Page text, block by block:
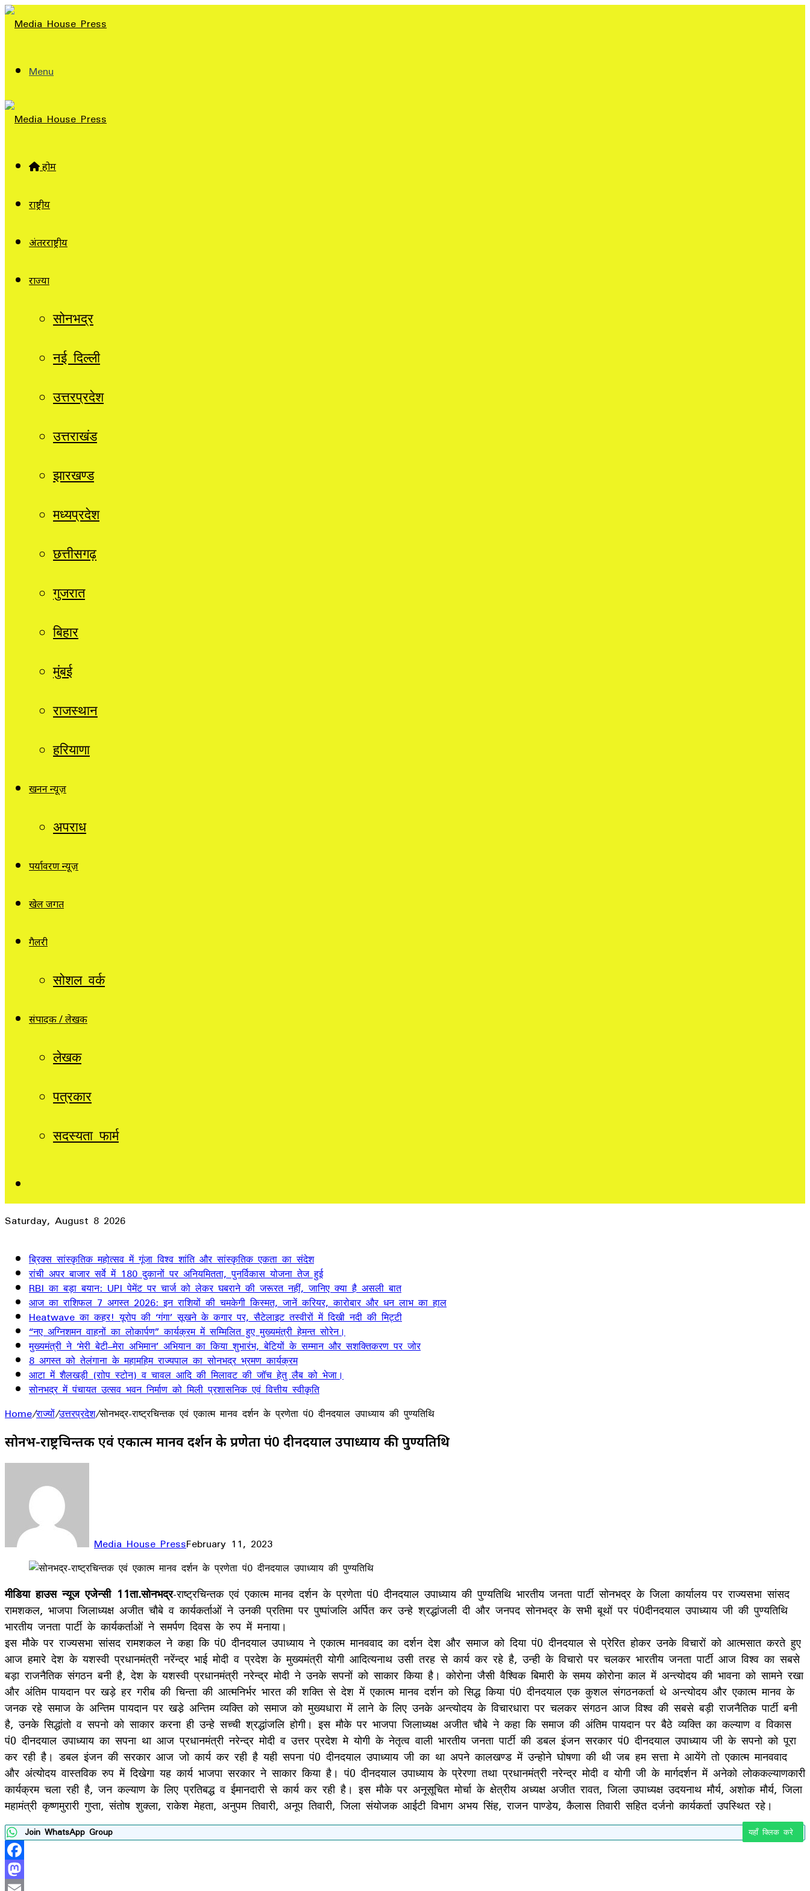
Menu
होम
राष्ट्रीय
अंतरराष्ट्रीय
राज्यों
सोनभद्र
नई दिल्ली
उत्तरप्रदेश
उत्तराखंड
झारखण्ड
मध्यप्रदेश
छत्तीसगढ़
गुजरात
बिहार
मुंबई
राजस्थान
हरियाणा
खनन न्यूज़
अपराध
पर्यावरण न्यूज़
खेल जगत
गैलरी
सोशल वर्क
संपादक / लेखक
लेखक
पत्रकार
सदस्यता फार्म
Saturday, August 8 2026
ब्रिक्स सांस्कृतिक महोत्सव में गूंजा विश्व शांति और सांस्कृतिक एकता का संदेश
रांची अपर बाजार सर्वे में 180 दुकानों पर अनियमितता, पुनर्विकास योजना तेज हुई
RBI का बड़ा बयान: UPI पेमेंट पर चार्ज को लेकर घबराने की जरूरत नहीं, जानिए क्या है असली बात
आज का राशिफल 7 अगस्त 2026: इन राशियों की चमकेगी किस्मत, जानें करियर, कारोबार और धन लाभ का हाल
Heatwave का कहर! यूरोप की ‘गंगा’ सूखने के कगार पर, सैटेलाइट तस्वीरों में दिखी नदी की मिट्टी
“नए अग्निशमन वाहनों का लोकार्पण” कार्यक्रम में सम्मिलित हुए मुख्यमंत्री हेमन्त सोरेन।
मुख्यमंत्री ने ‘मेरी बेटी–मेरा अभिमान’ अभियान का किया शुभारंभ, बेटियों के सम्मान और सशक्तिकरण पर जोर
8 अगस्त को तेलंगाना के महामहिम राज्यपाल का सोनभद्र भ्रमण कार्यक्रम
आटा में शैलखड़ी (राोप स्टोन) व चावल आदि की मिलावट की जॉच हेतु लैब को भेजा।
सोनभद्र में पंचायत उत्सव भवन निर्माण को मिली प्रशासनिक एवं वित्तीय स्वीकृति
Home/राज्यों/उत्तरप्रदेश/सोनभद्र-राष्ट्रचिन्तक एवं एकात्म मानव दर्शन के प्रणेता पं0 दीनदयाल उपाध्याय की पुण्यतिथि
सोनभद्र-राष्ट्रचिन्तक एवं एकात्म मानव दर्शन के प्रणेता पं0 दीनदयाल उपाध्याय की पुण्यतिथि
Media House PressFebruary 11, 2023
Facebook
LinkedIn
WhatsApp
Telegram
मीडिया हाउस न्यूज एजेन्सी 11ता.सोनभद्र-राष्ट्रचिन्तक एवं एकात्म मानव दर्शन के प्रणेता पं0 दीनदयाल उपाध्याय की पुण्यतिथि भारतीय जनता पार्टी सोनभद्र के जिला कार्यालय पर राज्यसभा सांसद
रामशकल, भाजपा जिलाध्यक्ष अजीत चौबे व कार्यकर्ताओं ने उनकी प्रतिमा पर पुष्पांजलि अर्पित कर उन्हे श्रद्धांजली दी और जनपद सोनभद्र के सभी बूथों पर पं0दीनदयाल उपाध्याय जी की पुण्यतिथि
भारतीय जनता पार्टी के कार्यकर्ताओं ने समर्पण दिवस के रुप में मनाया।
इस मौके पर राज्यसभा सांसद रामशकल ने कहा कि पं0 दीनदयाल उपाध्याय ने एकात्म मानववाद का दर्शन देश और समाज को दिया पं0 दीनदयाल से प्रेरित होकर उनके विचारों को आत्मसात करते हुए
आज हमारे देश के यशस्वी प्रधानमंत्री नरेंन्द्र भाई मोदी व प्रदेश के मुख्यमंत्री योगी आदित्यनाथ उसी तरह से कार्य कर रहे है, उन्ही के विचारो पर चलकर भारतीय जनता पार्टी आज विश्व का सबसे
बड़ा राजनैतिक संगठन बनी है, देश के यशस्वी प्रधानमंत्री नरेन्द्र मोदी ने उनके सपनों को साकार किया है। कोरोना जैसी वैश्विक बिमारी के समय कोरोना काल में अन्त्योदय की भावना को सामने रखा
और अंतिम पायदान पर खड़े हर गरीब की चिन्ता की आत्मनिर्भर भारत की शक्ति से देश में एकात्म मानव दर्शन को सिद्ध किया पं0 दीनदयाल एक कुशल संगठनकर्ता थे अन्त्योदय और एकात्म मानव के
जनक रहे समाज के अन्तिम पायदान पर खडे़ अन्तिम व्यक्ति को समाज को मुख्यधारा में लाने के लिए उनके अन्त्योदय के विचारधारा पर चलकर संगठन आज विश्व की सबसे बड़ी राजनैतिक पार्टी बनी
है, उनके सिद्धांतो व सपनो को साकार करना ही उन्हे सच्ची श्रद्धांजलि होगी। इस मौके पर भाजपा जिलाध्यक्ष अजीत चौबे ने कहा कि समाज की अंतिम पायदान पर बैठे व्यक्ति का कल्याण व विकास
पं0 दीनदयाल उपाध्याय का सपना था आज प्रधानमंत्री नरेन्द्र मोदी व उत्तर प्रदेश मे योगी के नेतृत्व वाली भारतीय जनता पार्टी की डबल इंजन सरकार पं0 दीनदयाल उपाध्याय जी के सपनो को पूरा
कर रही है। डबल इंजन की सरकार आज जो कार्य कर रही है यही सपना पं0 दीनदयाल उपाध्याय जी का था अपने कालखण्ड में उन्होने घोषणा की थी जब हम सत्ता मे आयेंगे तो एकात्म मानववाद
और अंत्योदय वास्तविक रुप में दिखेगा यह कार्य भाजपा सरकार ने साकार किया है। पं0 दीनदयाल उपाध्याय के प्रेरणा तथा प्रधानमंत्री नरेन्द्र मोदी व योगी जी के मार्गदर्शन में अनेको लोककल्याणकारी
कार्यक्रम चला रही है, जन कल्याण के लिए प्रतिबद्ध व ईमानदारी से कार्य कर रही है। इस मौके पर अनूसूचित मोर्चा के क्षेत्रीय अध्यक्ष अजीत रावत, जिला उपाध्यक्ष उदयनाथ मौर्य, अशोक मौर्य, जिला
महामंत्री कृष्णमुरारी गुप्ता, संतोष शुक्ला, राकेश मेहता, अनुपम तिवारी, अनूप तिवारी, जिला संयोजक आईटी विभाग अभय सिंह, राजन पाण्डेय, कैलास तिवारी सहित दर्जनो कार्यकर्ता उपस्थित रहे।
Join WhatsApp Group यहाँ क्लिक करे
Facebook